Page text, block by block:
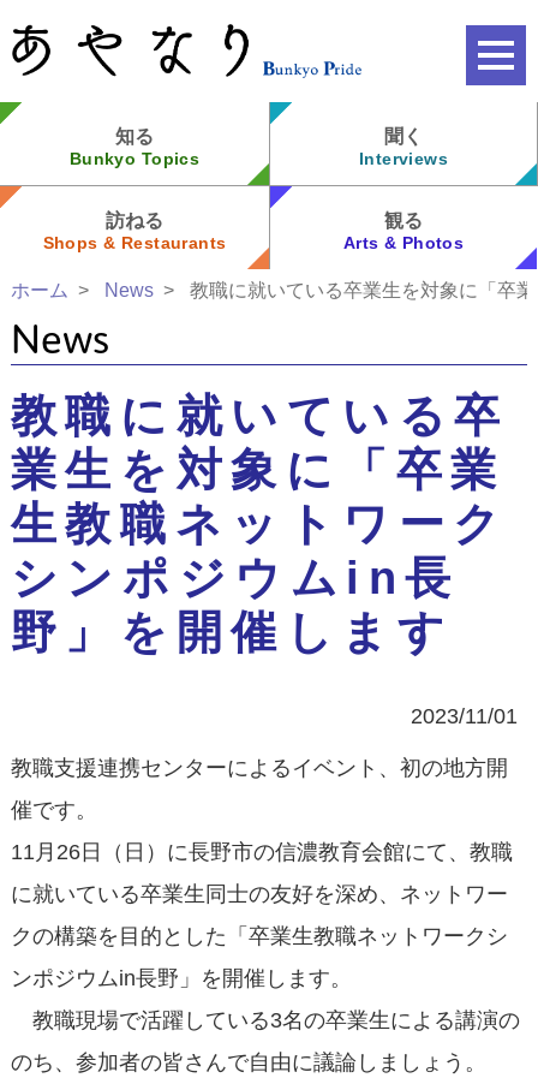
知る
Bunkyo Topics
聞く
Interviews
訪ねる
Shops & Restaurants
観る
Arts & Photos
ホーム News 教職に就いている卒業生を対象に「卒
News
教職に就いている卒
業生を対象に「卒業
生教職ネットワーク
シンポジウムin長
野」を開催します
2023/11/01
教職支援連携センターによるイベント、初の地方開
催です。
11月26日（日）に長野市の信濃教育会館にて、教職
に就いている卒業生同士の友好を深め、ネットワー
クの構築を目的とした「卒業生教職ネットワークシ
ンポジウムin長野」を開催します。
教職現場で活躍している3名の卒業生による講演の
のち、参加者の皆さんで自由に議論しましょう。